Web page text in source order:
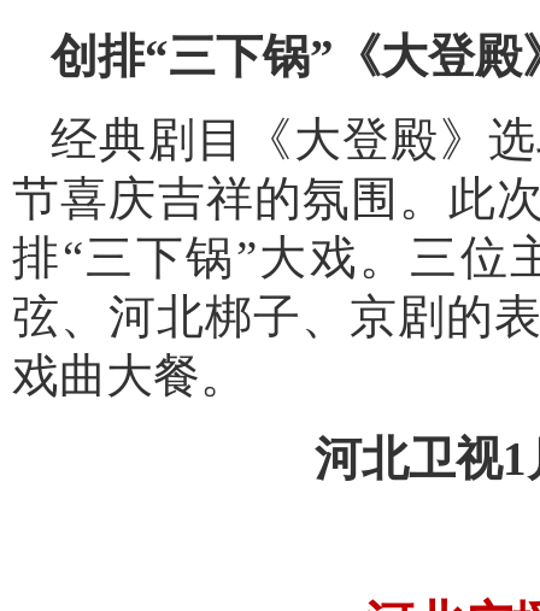
创排“三下锅”《大登殿
经典剧目《大登殿》
节喜庆吉祥的氛围。此
排“三下锅”大戏。三位
弦、河北梆子、京剧的
戏曲大餐。
河北卫视